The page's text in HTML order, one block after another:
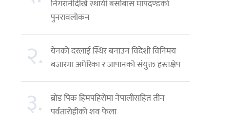
निगरानीदेखि स्थायी बसोबास मापदण्डको
पुनरावलोकन
२.
येनको दरलाई स्थिर बनाउन विदेशी विनिमय
बजारमा अमेरिका र जापानको संयुक्त हस्तक्षेप
३.
ब्रोड पिक हिमपहिरोमा नेपालीसहित तीन
पर्वतारोहीको शव फेला